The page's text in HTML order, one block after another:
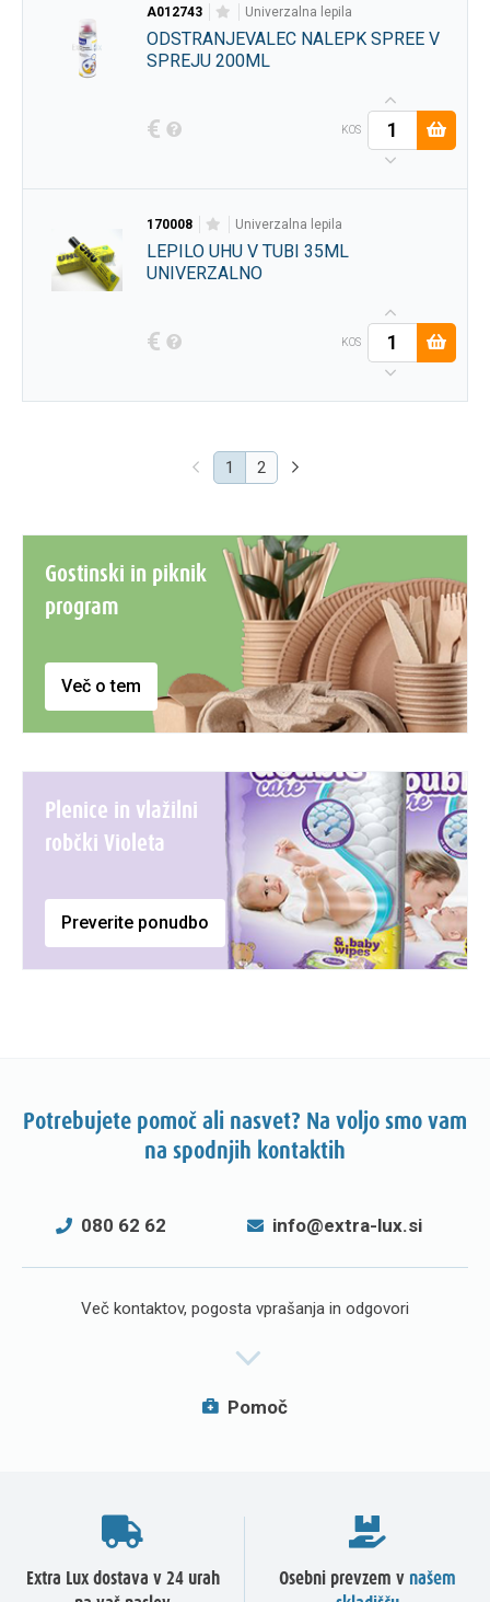
A012743 univerzalna lepila
ODSTRANJEVALEC NALEPK SPREE V
SPREJU 200ML
€ KOS
170008 univerzalna lepila
LEPILO UHU V TUBI 35ML
UNIVERZALNO
€ KOS
1 (current)
2
Gostinski in piknik
program
Več o tem
Plenice in vlažilni
robčki Violeta
Preverite ponudbo
Potrebujete pomoč ali nasvet? Na voljo smo vam
na spodnjih kontaktih
080 62 62 info@extra-lux.si
Več kontaktov, pogosta vprašanja in odgovori
Pomoč
Extra Lux dostava v 24 urah
Osebni prevzem v našem